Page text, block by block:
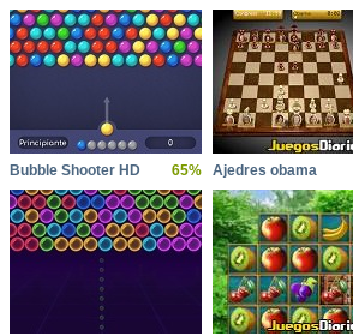
Bubble Shooter HD 65% Ajedres obama